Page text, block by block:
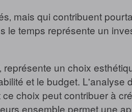
mais qui contribuent
temps représente un
un choix
et le budget. L'analyse
choix peut contribuer à
ensemble permet une